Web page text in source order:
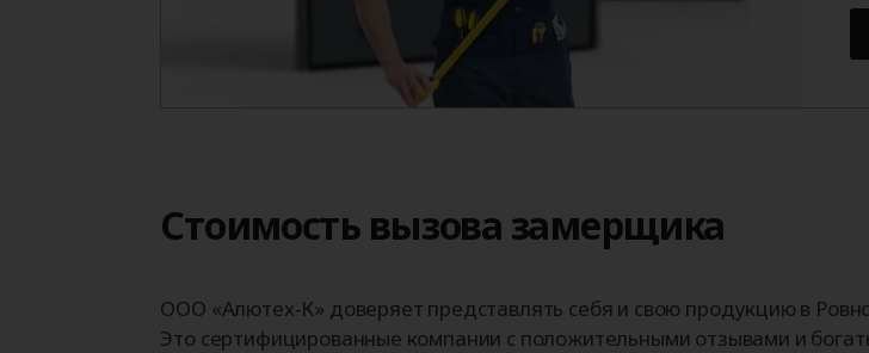
Стоимость вызова замерщика
ООО «Алютех‑К» доверяет представлять себя и свою продукцию в
Это сертифицированные компании с положительными отзывами и